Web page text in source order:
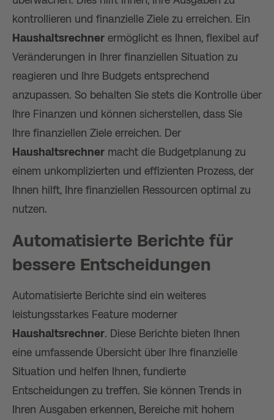
kontrollieren und finanzielle Ziele zu erreichen. Ein
Haushaltsrechner ermöglicht es Ihnen, flexibel auf
Veränderungen in Ihrer finanziellen Situation zu
reagieren und Ihre Budgets entsprechend
anzupassen. So behalten Sie stets die Kontrolle über
Ihre Finanzen und können sicherstellen, dass Sie
Ihre finanziellen Ziele erreichen. Der
Haushaltsrechner macht die Budgetplanung zu
einem unkomplizierten und effizienten Prozess, der
Ihnen hilft, Ihre finanziellen Ressourcen optimal zu
nutzen.
Automatisierte Berichte für
bessere Entscheidungen
Automatisierte Berichte sind ein weiteres
leistungsstarkes Feature moderner
Haushaltsrechner. Diese Berichte bieten Ihnen
eine umfassende Übersicht über Ihre finanzielle
Situation und helfen Ihnen, fundierte
Entscheidungen zu treffen. Sie können Trends in
Ihren Ausgaben erkennen, Bereiche mit hohem